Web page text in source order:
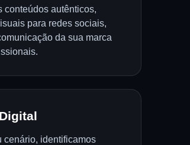
conteúdos autênticos,
para redes sociais,
da sua marca
cenário, identificamos